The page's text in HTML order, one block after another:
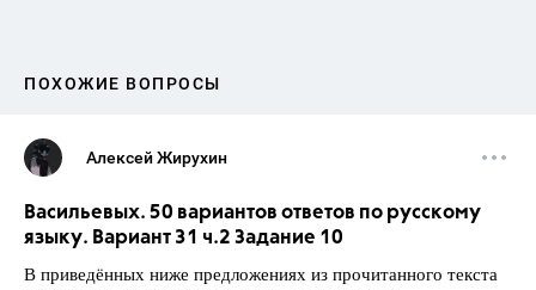
ПОХОЖИЕ ВОПРОСЫ
Алексей Жирухин
Васильевых. 50 вариантов ответов по русскому
языку. Вариант 31 ч.2 Задание 10
В приведённых ниже предложениях из прочитанного текста